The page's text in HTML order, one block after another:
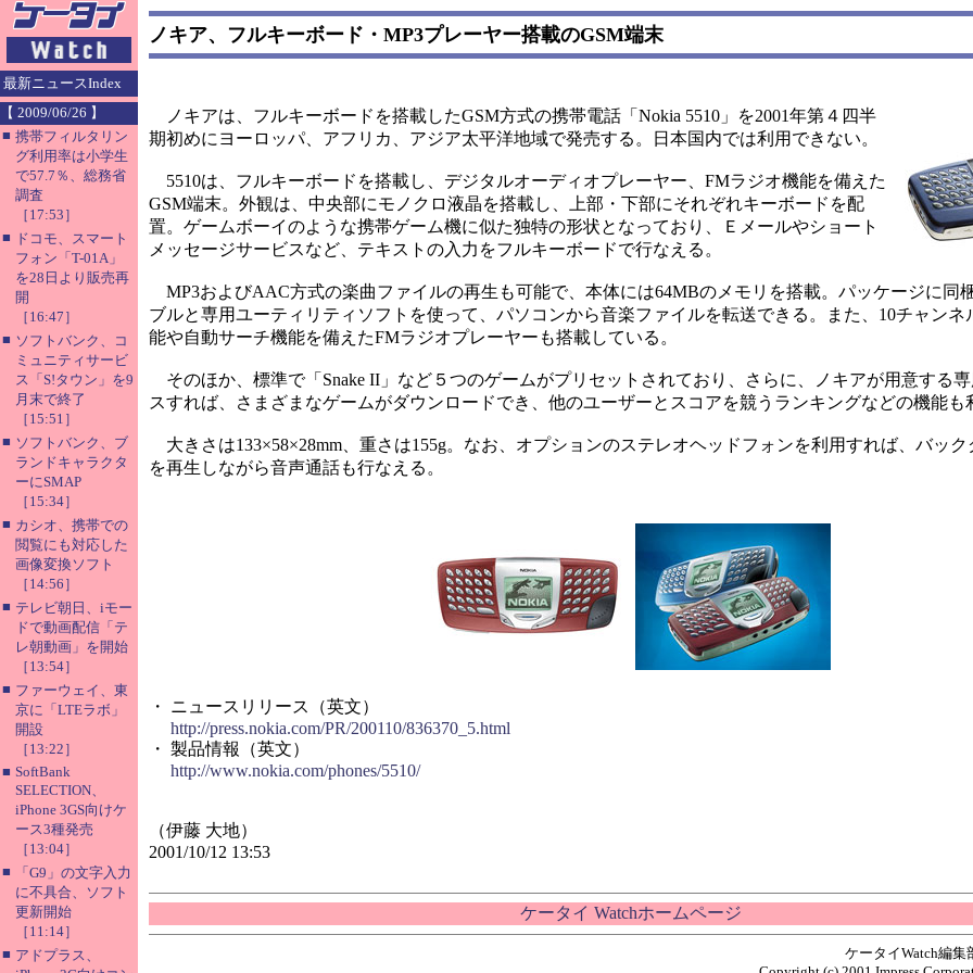
最新ニュースIndex
【 2009/06/26 】
■ 携帯フィルタリン
グ利用率は小学生
で57.7％、総務省
調査
［17:53］
■ ドコモ、スマート
フォン「T-01A」
を28日より販売再
開
［16:47］
■ ソフトバンク、コ
ミュニティサービ
ス「S!タウン」を9
月末で終了
［15:51］
■ ソフトバンク、ブ
ランドキャラクタ
ーにSMAP
［15:34］
■ カシオ、携帯での
閲覧にも対応した
画像変換ソフト
［14:56］
■ テレビ朝日、iモー
ドで動画配信「テ
レ朝動画」を開始
［13:54］
■ ファーウェイ、東
京に「LTEラボ」
開設
［13:22］
■ SoftBank
SELECTION、
iPhone 3GS向けケ
ース3種発売
［13:04］
■
「G9」の文字入力
に不具合、ソフト
更新開始
［11:14］
■ アドプラス、
ノキア、フルキーボード・MP3プレーヤー搭載のGSM端末
ノキアは、フルキーボードを搭載したGSM方式の携帯電話「Nokia 5510」を2001年第４四半
期初めにヨーロッパ、アフリカ、アジア太平洋地域で発売する。日本国内では利用できない。
5510は、フルキーボードを搭載し、デジタルオーディオプレーヤー、FMラジオ機能を備えた
GSM端末。外観は、中央部にモノクロ液晶を搭載し、上部・下部にそれぞれキーボードを配
置。ゲームボーイのような携帯ゲーム機に似た独特の形状となっており、Ｅメールやショート
メッセージサービスなど、テキストの入力をフルキーボードで行なえる。
MP3およびAAC方式の楽曲ファイルの再生も可能で、本体には64MBのメモリを搭載。パッケージに同
ブルと専用ユーティリティソフトを使って、パソコンから音楽ファイルを転送できる。また、10チャンネ
能や自動サーチ機能を備えたFMラジオプレーヤーも搭載している。
そのほか、標準で「Snake II」など５つのゲームがプリセットされており、さらに、ノキアが用意する
スすれば、さまざまなゲームがダウンロードでき、他のユーザーとスコアを競うランキングなどの機能も
大きさは133×58×28mm、重さは155g。なお、オプションのステレオヘッドフォンを利用すれば、バッ
を再生しながら音声通話も行なえる。
・ ニュースリリース（英文）
http://press.nokia.com/PR/200110/836370_5.html
・ 製品情報（英文）
http://www.nokia.com/phones/5510/
（伊藤 大地）
2001/10/12 13:53
ケータイ Watchホームページ
ケータイWatch編